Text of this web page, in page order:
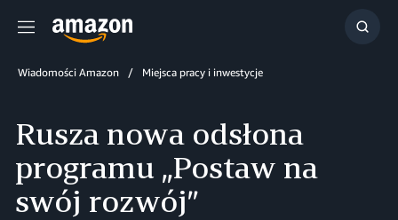
Menu
Wiadomości Amazon Miejsca pracy i inwestycje
Rusza nowa odsłona
programu „Postaw na
swój rozwój”